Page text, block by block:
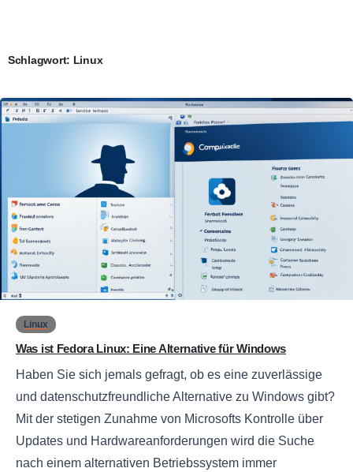
Schlagwort: Linux
Linux
Was ist Fedora Linux: Eine Alternative für Windows
Haben Sie sich jemals gefragt, ob es eine zuverlässige
und datenschutzfreundliche Alternative zu Windows gibt?
Mit der stetigen Zunahme von Microsofts Kontrolle über
Updates und Hardwareanforderungen wird die Suche
nach einem alternativen Betriebssystem immer